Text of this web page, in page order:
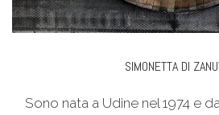
SIMONETTA DI
Sono nata a Udine nel 1974 e